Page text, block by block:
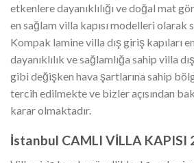
etkenlere dayanıklılığı ve doğal mat
en sağlam villa kapısı modelleri olarak
Kompak lamine villa dış giriş kapıları
dayanıklılık ve sağlamlığa sahip villa
gibi değişken hava şartlarına sahip
tercih edilmekte ve bizler açısından
karar olmaktadır.
İstanbul CAMLI VİLLA KAPISI